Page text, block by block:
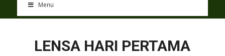
Menu
LENSA HARI PERTAMA